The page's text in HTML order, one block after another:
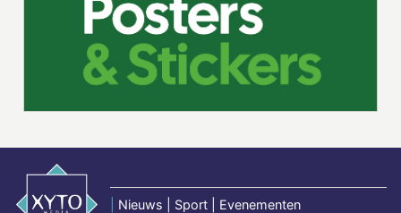
Nieuws | Sport | Evenementen